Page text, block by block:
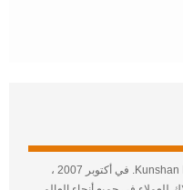
تأسست شركة Kunshan RCD Electronic Co.، Ltd. في أكتوبر 2007 ،